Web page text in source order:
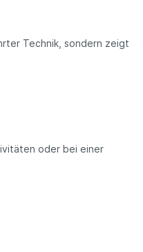
Technik, sondern zeigt
oder bei einer